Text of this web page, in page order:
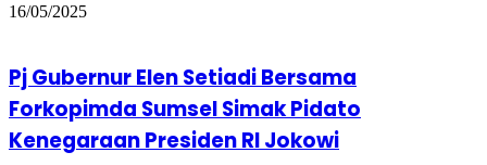
16/05/2025
Pj Gubernur Elen Setiadi Bersama
Forkopimda Sumsel Simak Pidato
Kenegaraan Presiden RI Jokowi